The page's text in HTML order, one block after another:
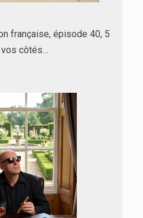
française, épisode 40, 5
vos côtés…